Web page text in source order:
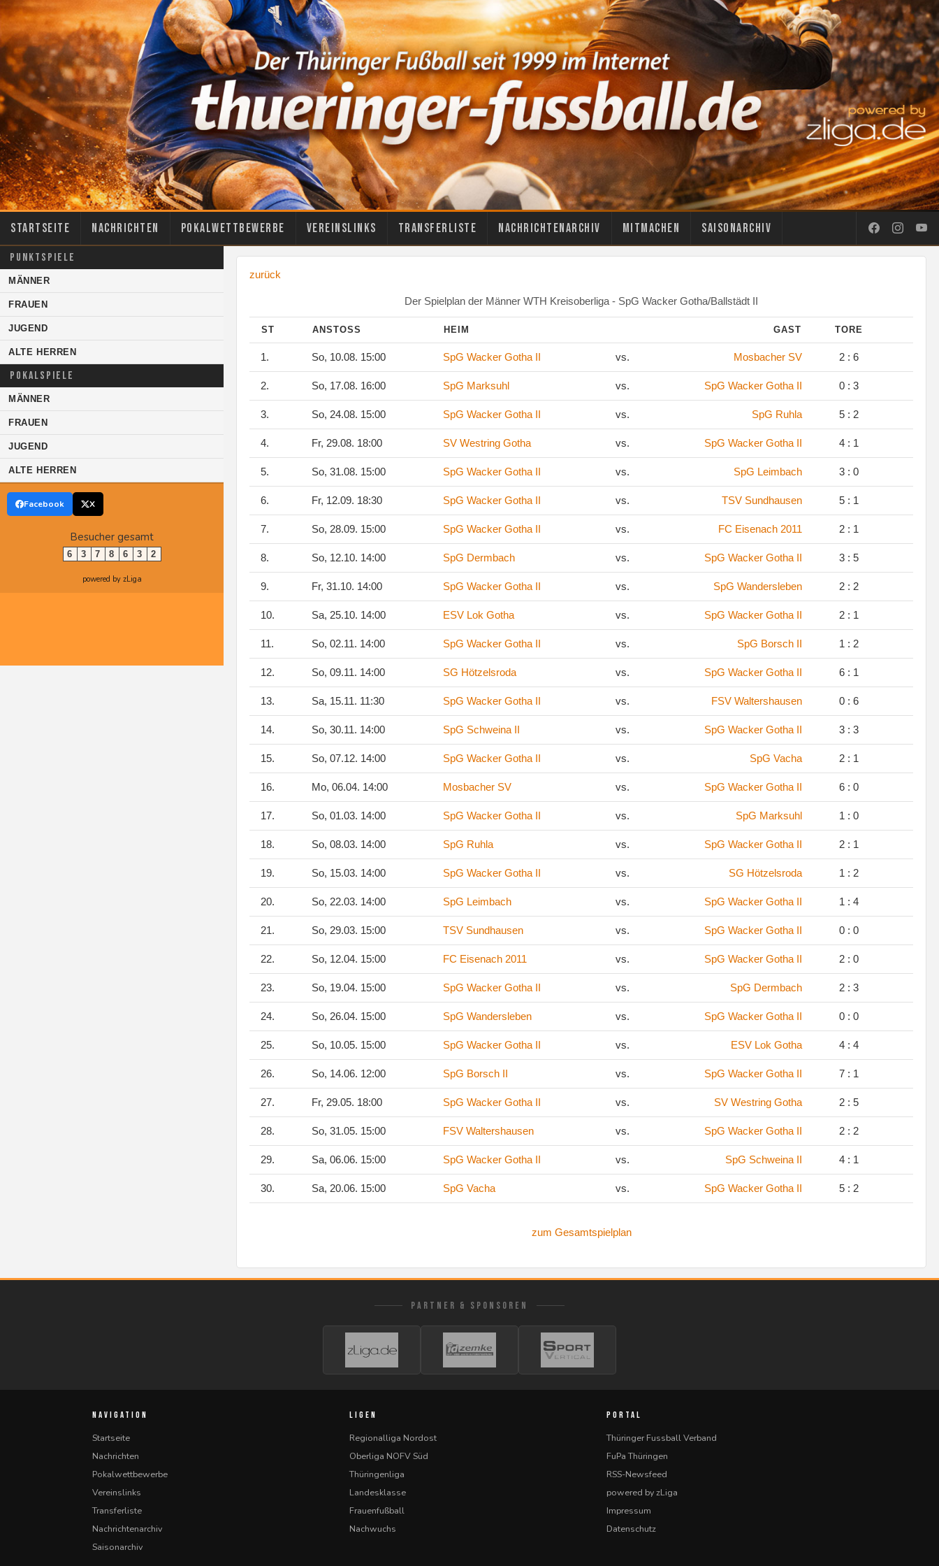
Startseite Nachrichten Pokalwettbewerbe Vereinslinks Transferliste Nachrichtenarchiv Mitmachen Saisonarchiv
PUNKTSPIELE
MÄNNER
FRAUEN
JUGEND
ALTE HERREN
POKALSPIELE
MÄNNER
FRAUEN
JUGEND
ALTE HERREN
Facebook X
Besucher gesamt
6 3 7 8 6 3 2
powered by zLiga
zurück
Der Spielplan der Männer WTH Kreisoberliga - SpG Wacker Gotha/Ballstädt II
ST ANSTOSS HEIM GAST TORE
1. So, 10.08. 15:00 SpG Wacker Gotha II vs. Mosbacher SV 2 : 6
2. So, 17.08. 16:00 SpG Marksuhl vs. SpG Wacker Gotha II 0 : 3
3. So, 24.08. 15:00 SpG Wacker Gotha II vs. SpG Ruhla 5 : 2
4. Fr, 29.08. 18:00 SV Westring Gotha vs. SpG Wacker Gotha II 4 : 1
5. So, 31.08. 15:00 SpG Wacker Gotha II vs. SpG Leimbach 3 : 0
6. Fr, 12.09. 18:30 SpG Wacker Gotha II vs. TSV Sundhausen 5 : 1
7. So, 28.09. 15:00 SpG Wacker Gotha II vs. FC Eisenach 2011 2 : 1
8. So, 12.10. 14:00 SpG Dermbach vs. SpG Wacker Gotha II 3 : 5
9. Fr, 31.10. 14:00 SpG Wacker Gotha II vs. SpG Wandersleben 2 : 2
10. Sa, 25.10. 14:00 ESV Lok Gotha vs. SpG Wacker Gotha II 2 : 1
11. So, 02.11. 14:00 SpG Wacker Gotha II vs. SpG Borsch II 1 : 2
12. So, 09.11. 14:00 SG Hötzelsroda vs. SpG Wacker Gotha II 6 : 1
13. Sa, 15.11. 11:30 SpG Wacker Gotha II vs. FSV Waltershausen 0 : 6
14. So, 30.11. 14:00 SpG Schweina II vs. SpG Wacker Gotha II 3 : 3
15. So, 07.12. 14:00 SpG Wacker Gotha II vs. SpG Vacha 2 : 1
16. Mo, 06.04. 14:00 Mosbacher SV vs. SpG Wacker Gotha II 6 : 0
17. So, 01.03. 14:00 SpG Wacker Gotha II vs. SpG Marksuhl 1 : 0
18. So, 08.03. 14:00 SpG Ruhla vs. SpG Wacker Gotha II 2 : 1
19. So, 15.03. 14:00 SpG Wacker Gotha II vs. SG Hötzelsroda 1 : 2
20. So, 22.03. 14:00 SpG Leimbach vs. SpG Wacker Gotha II 1 : 4
21. So, 29.03. 15:00 TSV Sundhausen vs. SpG Wacker Gotha II 0 : 0
22. So, 12.04. 15:00 FC Eisenach 2011 vs. SpG Wacker Gotha II 2 : 0
23. So, 19.04. 15:00 SpG Wacker Gotha II vs. SpG Dermbach 2 : 3
24. So, 26.04. 15:00 SpG Wandersleben vs. SpG Wacker Gotha II 0 : 0
25. So, 10.05. 15:00 SpG Wacker Gotha II vs. ESV Lok Gotha 4 : 4
26. So, 14.06. 12:00 SpG Borsch II vs. SpG Wacker Gotha II 7 : 1
27. Fr, 29.05. 18:00 SpG Wacker Gotha II vs. SV Westring Gotha 2 : 5
28. So, 31.05. 15:00 FSV Waltershausen vs. SpG Wacker Gotha II 2 : 2
29. Sa, 06.06. 15:00 SpG Wacker Gotha II vs. SpG Schweina II 4 : 1
30. Sa, 20.06. 15:00 SpG Vacha vs. SpG Wacker Gotha II 5 : 2
zum Gesamtspielplan
PARTNER & SPONSOREN
NAVIGATION
Startseite
Nachrichten
Pokalwettbewerbe
Vereinslinks
Transferliste
Nachrichtenarchiv
Saisonarchiv
LIGEN
Regionalliga Nordost
Oberliga NOFV Süd
Thüringenliga
Landesklasse
Frauenfußball
Nachwuchs
PORTAL
Thüringer Fussball Verband
FuPa Thüringen
RSS-Newsfeed
powered by zLiga
Impressum
Datenschutz